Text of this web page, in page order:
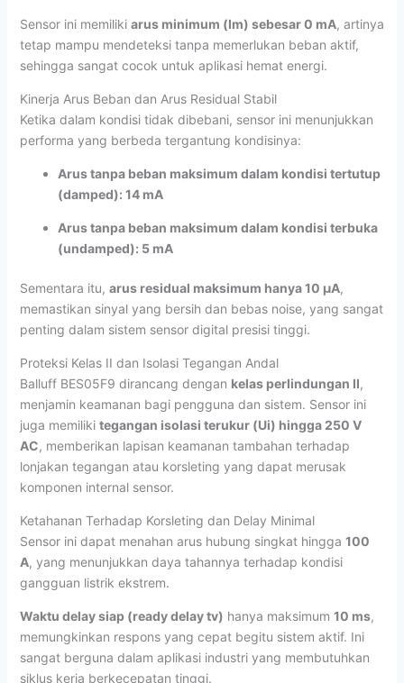
Sensor ini memiliki arus minimum (Im) sebesar 0 mA, artinya
tetap mampu mendeteksi tanpa memerlukan beban aktif,
sehingga sangat cocok untuk aplikasi hemat energi.
Kinerja Arus Beban dan Arus Residual Stabil
Ketika dalam kondisi tidak dibebani, sensor ini menunjukkan
performa yang berbeda tergantung kondisinya:
Arus tanpa beban maksimum dalam kondisi tertutup
(damped): 14 mA
Arus tanpa beban maksimum dalam kondisi terbuka
(undamped): 5 mA
Sementara itu, arus residual maksimum hanya 10 µA,
memastikan sinyal yang bersih dan bebas noise, yang sangat
penting dalam sistem sensor digital presisi tinggi.
Proteksi Kelas II dan Isolasi Tegangan Andal
Balluff BES05F9 dirancang dengan kelas perlindungan II,
menjamin keamanan bagi pengguna dan sistem. Sensor ini
juga memiliki tegangan isolasi terukur (Ui) hingga 250 V
AC, memberikan lapisan keamanan tambahan terhadap
lonjakan tegangan atau korsleting yang dapat merusak
komponen internal sensor.
Ketahanan Terhadap Korsleting dan Delay Minimal
Sensor ini dapat menahan arus hubung singkat hingga 100
A, yang menunjukkan daya tahannya terhadap kondisi
gangguan listrik ekstrem.
Waktu delay siap (ready delay tv) hanya maksimum 10 ms,
memungkinkan respons yang cepat begitu sistem aktif. Ini
sangat berguna dalam aplikasi industri yang membutuhkan
siklus kerja berkecepatan tinggi.